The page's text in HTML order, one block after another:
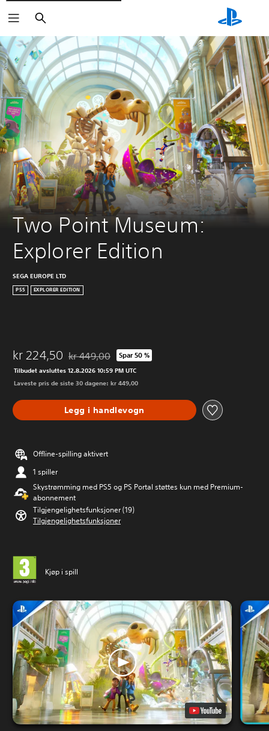
Søk
Two Point Museum:
Explorer Edition
SEGA EUROPE LTD
PS5 EXPLORER EDITION
kr 224,50 Nedsatt fra opprinnelig pris på kr 449,00
kr 449,00 Spar 50 %
Tilbudet avsluttes 12.8.2026 10:59 PM UTC
Laveste pris de siste 30 dagene: kr 449,00
Legg i handlevogn
Offline-spilling aktivert
1 spiller
Skystrømming med PS5 og PS Portal støttes kun med Premium-
abonnement
Tilgjengelighetsfunksjoner (19)
Tilgjengelighetsfunksjoner
Kjøp i spill